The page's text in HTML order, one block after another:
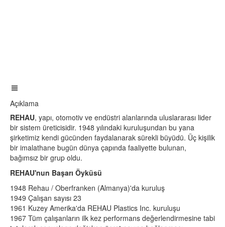
Açıklama
REHAU, yapı, otomotiv ve endüstri alanlarında uluslararası lider
bir sistem üreticisidir. 1948 yılındaki kuruluşundan bu yana
şirketimiz kendi gücünden faydalanarak sürekli büyüdü. Üç kişilik
bir imalathane bugün dünya çapında faaliyette bulunan,
bağımsız bir grup oldu.
REHAU'nun Başarı Öyküsü
1948 Rehau / Oberfranken (Almanya)'da kuruluş
1949 Çalışan sayısı 23
1961 Kuzey Amerika'da REHAU Plastics Inc. kuruluşu
1967 Tüm çalışanların ilk kez performans değerlendirmesine tabi